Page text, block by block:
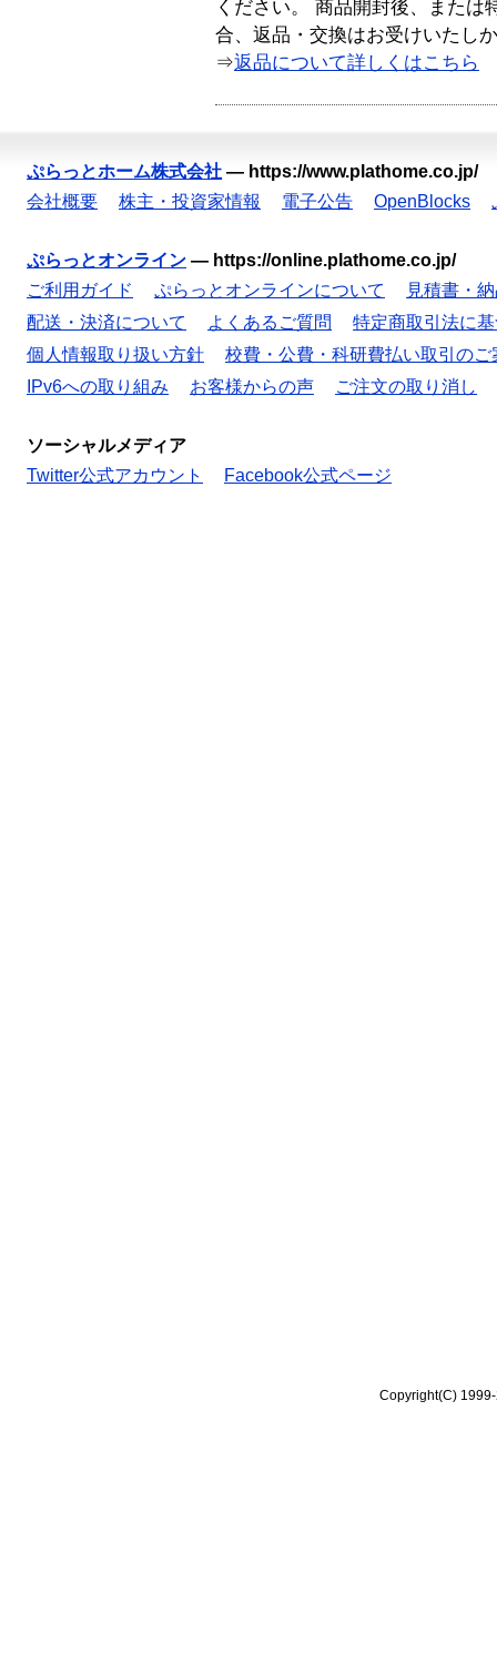
ください。 商品開封後、または
合、返品・交換はお受けいたし
⇒返品について詳しくはこちら
ぷらっとホーム株式会社 — https://www.plathome.co.jp/
会社概要
株主・投資家情報 電子公告 OpenBlocks
ぷらっとオンライン — https://online.plathome.co.jp/
ご利用ガイド
ぷらっとオンラインについて
見積書・
配送・決済について
よくあるご質問
特定商取引法に
個人情報取り扱い方針
校費・公費・科研費払い取引のご
IPv6への取り組み
お客様からの声 ご注文の取り消し
ソーシャルメディア
Twitter公式アカウント
Facebook公式ページ
Copyright(C)